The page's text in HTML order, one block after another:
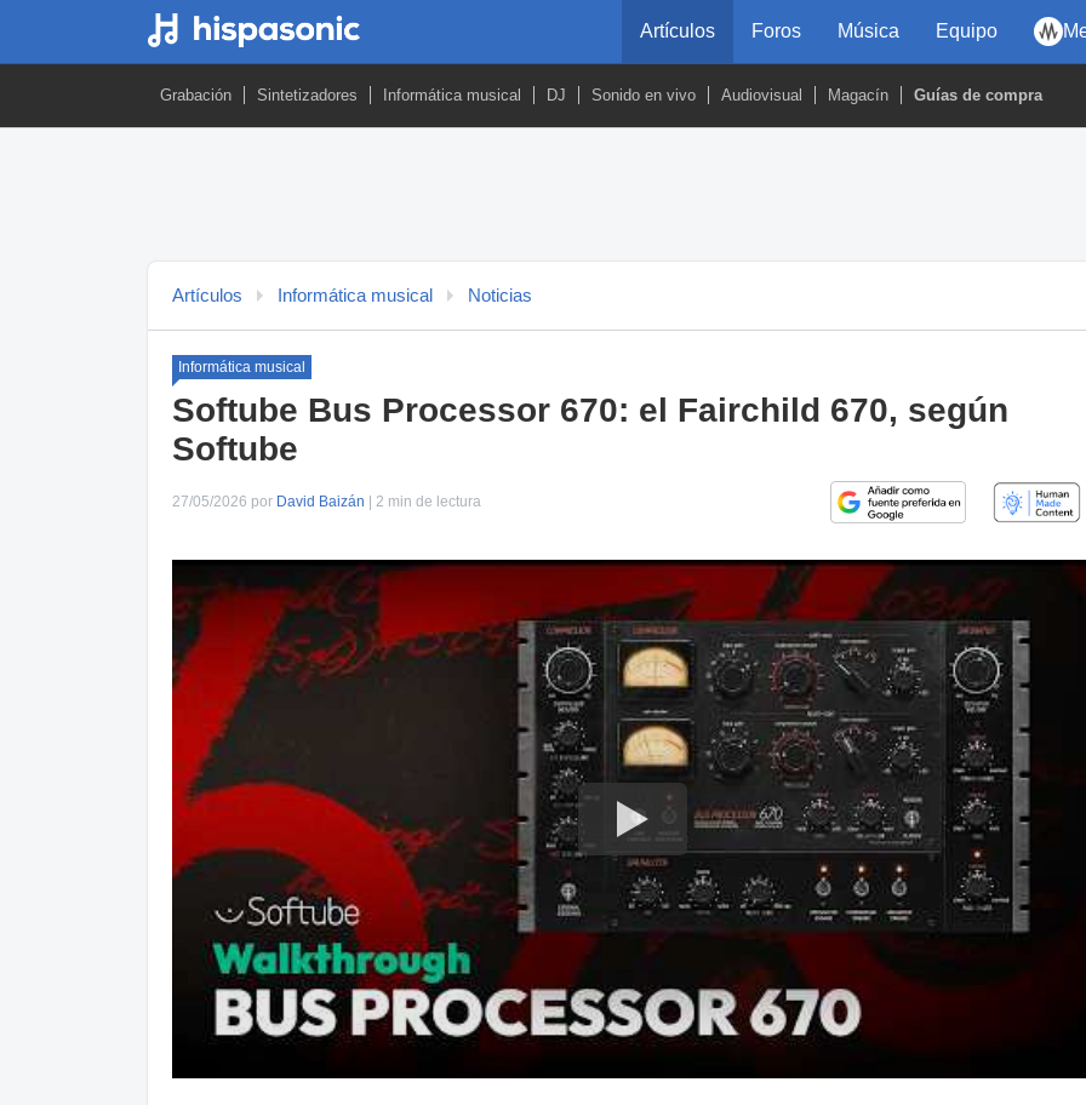
Artículos Foros Música Equipo
Grabación Sintetizadores Informática musical DJ Sonido en vivo Audiovisual Magacín Guías de compra
Artículos Informática musical Noticias
Informática musical
Softube Bus Processor 670: el Fairchild 670, según
Softube
27/05/2026 por David Baizán | 2 min de lectura